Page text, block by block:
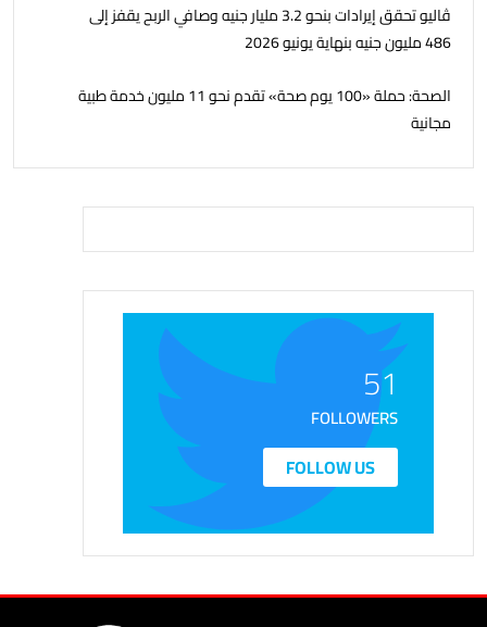
ڤاليو تحقق إيرادات بنحو 3.2 مليار جنيه وصافي الربح يقفز إلى
486 مليون جنيه بنهاية يونيو 2026
الصحة: حملة «100 يوم صحة» تقدم نحو 11 مليون خدمة طبية
مجانية
51
FOLLOWERS
FOLLOW US